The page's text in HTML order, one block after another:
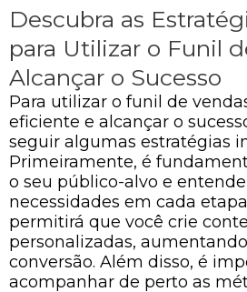
Descubra as
para Utilizar o Funil
Alcançar o Sucesso
Para utilizar o funil de
eficiente e alcançar o
seguir algumas estratégias
Primeiramente, é
o seu público-alvo e
necessidades em cada
permitirá que você crie
personalizadas,
conversão. Além disso, é
acompanhar de perto as